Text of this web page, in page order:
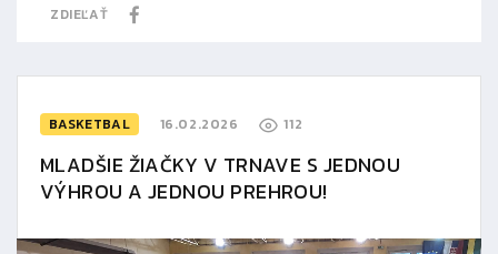
ZDIEĽAŤ
BASKETBAL 16.02.2026 112
MLADŠIE ŽIAČKY V TRNAVE S JEDNOU
VÝHROU A JEDNOU PREHROU!